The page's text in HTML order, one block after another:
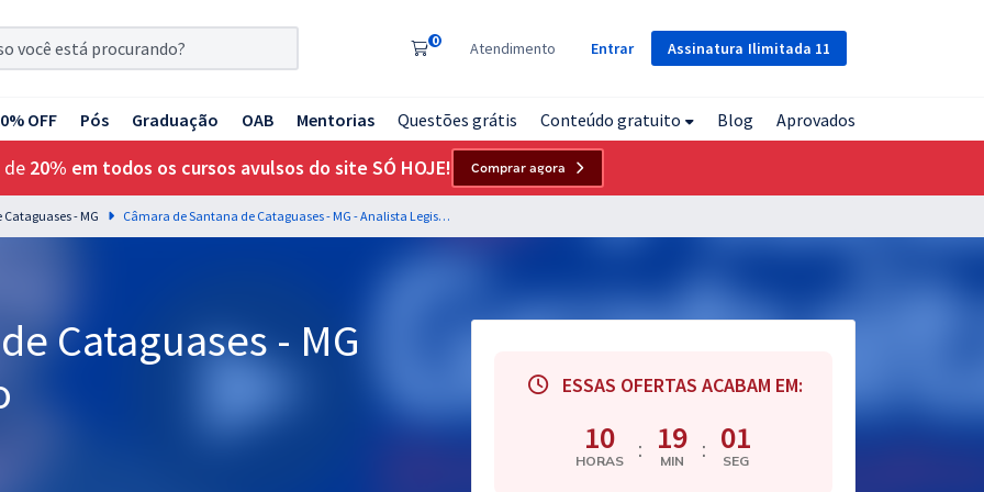
Assinatura Ilimitada 11
0 Atendimento Entrar
OFF Pós Graduação OAB Mentorias Questões grátis Conteúdo gratuito Blog Aprovados
de 20% em todos os cursos avulsos do site SÓ HOJE! Comprar agora
- MG Câmara de Santana de Cataguases - MG - Analista Legislativo
Cataguases - MG
ESSAS OFERTAS ACABAM EM:
10
HORAS : 19
MIN : 00
SEG